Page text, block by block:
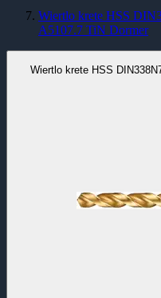
Wiertlo krete HSS
A5107.7 TiN Dormer
Wiertlo krete HSS